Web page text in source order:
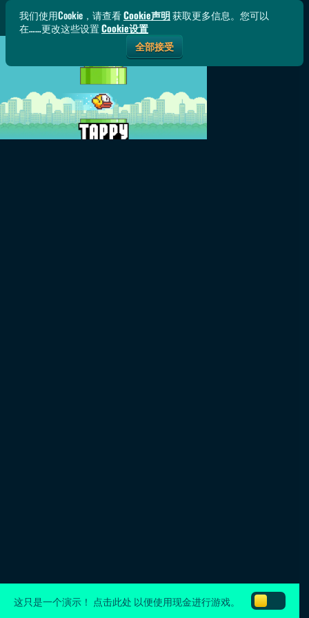
这只是一个演示！ 点击此处 以便使用现金进行游戏。
我们使用Cookie，请查看Cookie声明获取更多信息。您可以
在……更改这些设置Cookie设置
全部接受